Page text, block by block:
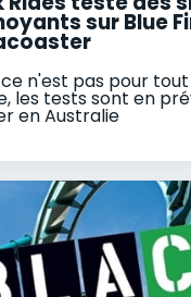
sur Blue
ce n'est pas pour
les tests sont en
en Australie